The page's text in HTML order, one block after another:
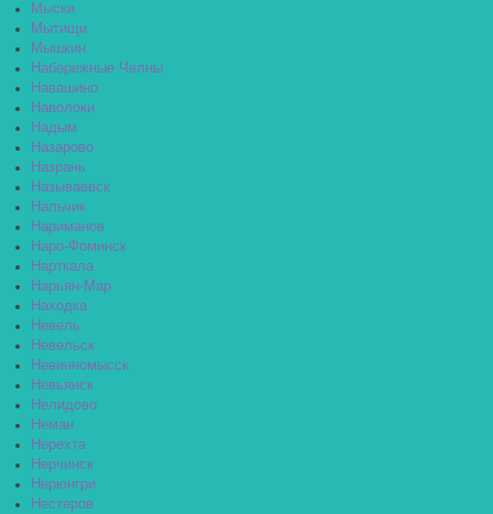
Мыски
Мытищи
Мышкин
Набережные Челны
Навашино
Наволоки
Надым
Назарово
Назрань
Называевск
Нальчик
Нариманов
Наро-Фоминск
Нарткала
Нарьян-Мар
Находка
Невель
Невельск
Невинномысск
Невьянск
Нелидово
Неман
Нерехта
Нерчинск
Нерюнгри
Нестеров